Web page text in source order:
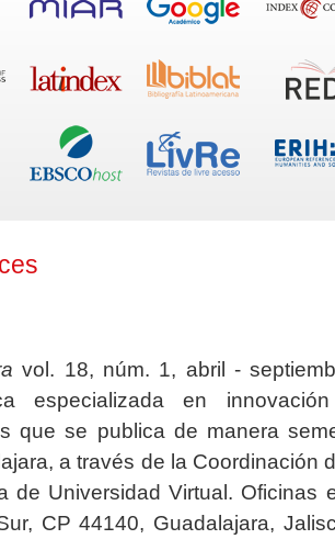
vol. 18, núm. 1, abril -
especializada en
que se publica de manera
a través de la Coordinación
de Universidad Virtual. Oficinas
CP 44140, Guadalajara,